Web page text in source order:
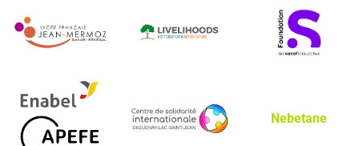
Nebetane